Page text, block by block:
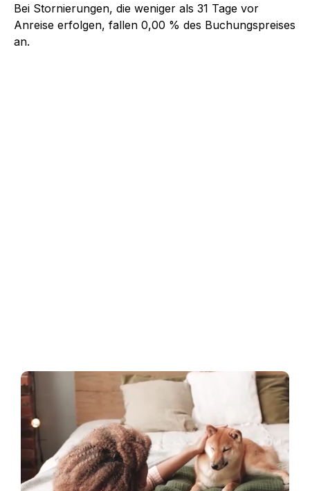
Bei Stornierungen, die weniger als 31 Tage vor
Anreise erfolgen, fallen 0,00 % des Buchungspreises
an.